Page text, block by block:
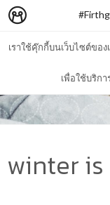
เราใช้คุ๊กกี้บนเว็บไซต์ขอ
เพื่อใช้บริกา
winter is